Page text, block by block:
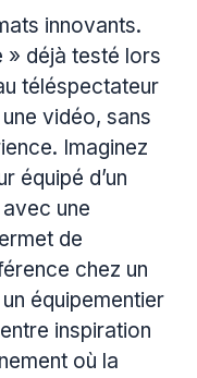
innovants.
» déjà testé lors
téléspectateur
vidéo, sans
Imaginez
équipé d’un
une
de
chez un
équipementier
inspiration
où la